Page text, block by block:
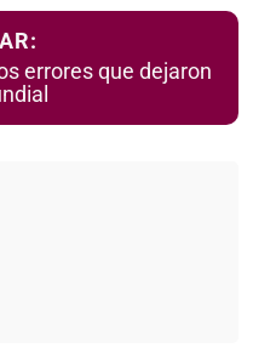
errores que dejaron